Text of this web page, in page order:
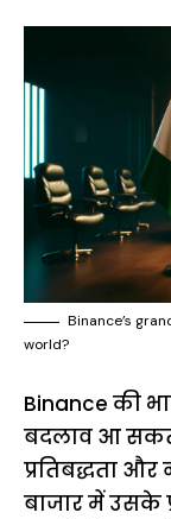
Binance’s
world?
Binance की
बदलाव आ
प्रतिबद्धता
बाजार में उसके